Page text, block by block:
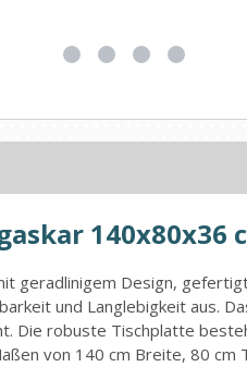
geradlinigem Design,
und Langlebigkeit aus.
Die robuste Tischplatte
von 140 cm Breite, 80